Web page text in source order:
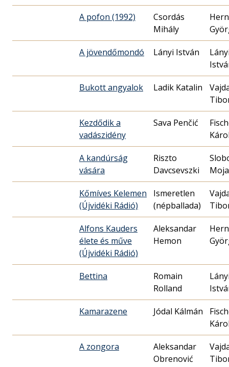
A pofon (1992)
Csordás
Mihály
A jövendőmondó Lányi István
Bukott angyalok Ladik Katalin
Kezdődik a
vadászidény
Sava Penčić
A kandúrság
vására
Riszto
Davcsevszki
Kőmíves Kelemen
(Újvidéki Rádió)
Ismeretlen
(népballada)
Alfons Kauders
élete és műve
(Újvidéki Rádió)
Aleksandar
Hemon
Bettina
Romain
Rolland
Kamarazene Jódal Kálmán
A zongora
Aleksandar
Obrenović